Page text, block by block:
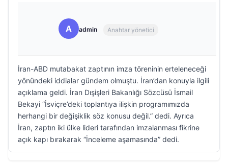
A admin Anahtar yönetici
İran-ABD mutabakat zaptının imza töreninin erteleneceği
yönündeki iddialar gündem olmuştu. İran’dan konuyla ilgili
açıklama geldi. İran Dışişleri Bakanlığı Sözcüsü İsmail
Bekayi “İsviçre’deki toplantıya ilişkin programımızda
herhangi bir değişiklik söz konusu değil.” dedi. Ayrıca
İran, zaptın iki ülke lideri tarafından imzalanması fikrine
açık kapı bırakarak “İnceleme aşamasında” dedi.